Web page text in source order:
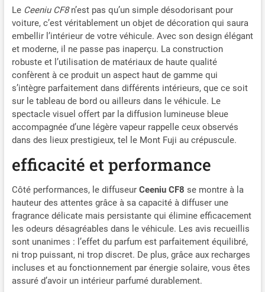
activée par la lumière
solaire, le diffuseur assure
une diffusion silencieuse du
parfum dans tout
l'habitacle de votre véhicule
DESIGN ÉLÉGANT ET HAUT
DE GAMME : Avec son
esthétique sophistiquée et
ses finitions soignées, ce
diffuseur solaire apporte
une touche d'élégance à
votre tableau de bord tout
en parfumant
agréablement votre voiture
INCLUS : Livré avec un
flacon de parfum de 10 ml,
compatible avec le diffuseur
solaire. Disponible en
plusieurs fragrances au
choix (3 senteurs),
permettant de
personnaliser l'ambiance de
Le Ceeniu CF8n’est pas qu’un simple désodorisant pour
voiture, c’est véritablement un objet de décoration qui saura
embellir l’intérieur de votre véhicule. Avec son design élégant
et moderne, il ne passe pas inaperçu. La construction
robuste et l’utilisation de matériaux de haute qualité
confèrent à ce produit un aspect haut de gamme qui
s’intègre parfaitement dans différents intérieurs, que ce soit
sur le tableau de bord ou ailleurs dans le véhicule. Le
spectacle visuel offert par la diffusion lumineuse bleue
accompagnée d’une légère vapeur rappelle ceux observés
dans des lieux prestigieux, tel le Mont Fuji au crépuscule.
efficacité et performance
Côté performances, le diffuseur Ceeniu CF8 se montre à la
hauteur des attentes grâce à sa capacité à diffuser une
fragrance délicate mais persistante qui élimine efficacement
les odeurs désagréables dans le véhicule. Les avis recueillis
sont unanimes : l’effet du parfum est parfaitement équilibré,
ni trop puissant, ni trop discret. De plus, grâce aux recharges
incluses et au fonctionnement par énergie solaire, vous êtes
assuré d’avoir un intérieur parfumé durablement.